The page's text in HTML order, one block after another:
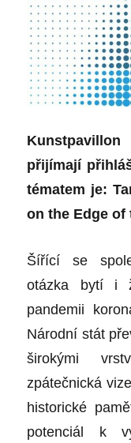
přijímají
tématem je:
on the Edge of
Šířící se
otázka bytí i
pandemii
Národní stát
širokými
zpátečnická
historické
potenciál k